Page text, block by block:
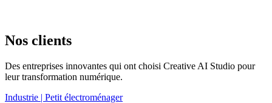
Nos clients
Des entreprises innovantes qui ont choisi Creative AI Studio pour
leur transformation numérique.
Industrie | Petit électroménager